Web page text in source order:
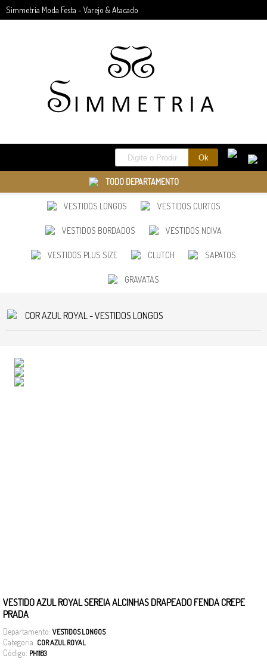
Simmetria Moda Festa - Varejo & Atacado
TODO DEPARTAMENTO
VESTIDOS LONGOS VESTIDOS CURTOS
VESTIDOS BORDADOS VESTIDOS NOIVA
VESTIDOS PLUS SIZE CLUTCH SAPATOS
GRAVATAS
COR AZUL ROYAL - VESTIDOS LONGOS
VESTIDO AZUL ROYAL SEREIA ALCINHAS DRAPEADO FENDA CREPE
PRADA
Departamento: VESTIDOS LONGOS
Categoria: COR AZUL ROYAL
Código: PH1183